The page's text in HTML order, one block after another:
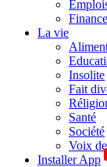
Finance
La vie
Insolite
Fait
Santé
Société
Voix
Installer App